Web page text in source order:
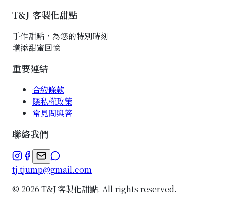
T&J 客製化甜點
手作甜點，為您的特別時刻
增添甜蜜回憶
重要連結
合約條款
隱私權政策
常見問與答
聯絡我們
tj.tjump@gmail.com
© 2026 T&J 客製化甜點. All rights reserved.